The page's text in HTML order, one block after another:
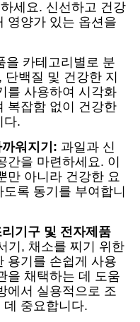
세요. 신선하고 건강
영양가 있는 옵션을
을 카테고리별로 분
백질 및 건강한 지
를 사용하여 시각화
복잡함 없이 건강한
다.
워지기: 과일과 신
을 마련하세요. 이
만 아니라 건강한 요
록 동기를 부여합니
기구 및 전자제품
기, 채소를 찌기 위한
용기를 손쉽게 사용
을 채택하는 데 도움
에서 실용적으로 조
중요합니다.